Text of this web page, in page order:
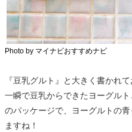
Photo by マイナビおすすめナビ
『豆乳グルト』と大きく書かれ
一瞬で豆乳からできたヨーグル
のパッケージで、ヨーグルトの
ますね！